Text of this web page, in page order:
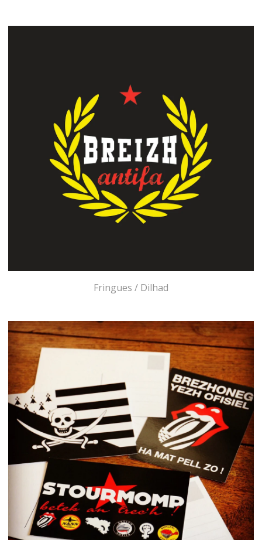
Fringues / Dilhad